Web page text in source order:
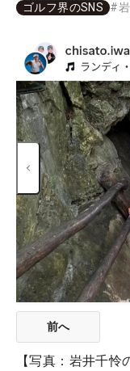
ゴルフ界のSNS #
前へ
【写真：岩井千怜